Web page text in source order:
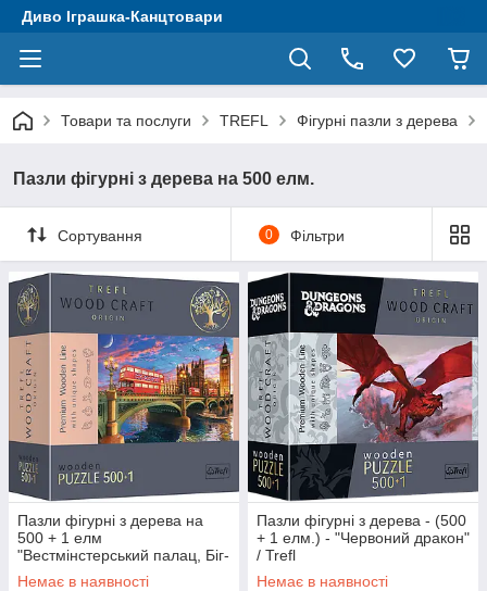
Диво Іграшка-Канцтовари
Товари та послуги TREFL Фігурні пазли з дерева
Пазли фігурні з дерева на 500 елм.
Сортування 0 Фільтри
Пазли фігурні з дерева на
500 + 1 елм
"Вестмінстерський палац, Біг-
Бен, Лондон"
Немає в наявності
Пазли фігурні з дерева - (500
+ 1 елм.) - "Червоний дракон"
/ Trefl
Немає в наявності